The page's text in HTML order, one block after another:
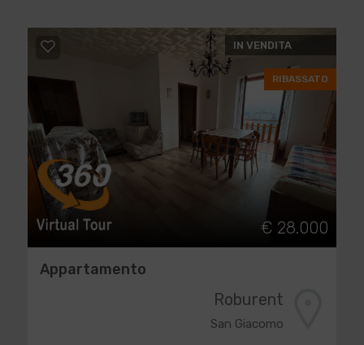
IN VENDITA
RIBASSATO
€ 28.000
Appartamento
Roburent
San Giacomo